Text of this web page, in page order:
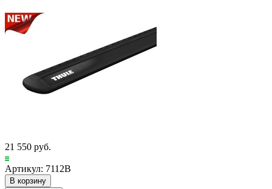
21 550 руб.
Артикул: 7112B
В корзину